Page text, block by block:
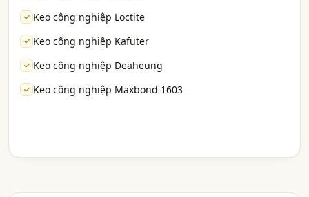
Keo công nghiệp Loctite
Keo công nghiệp Kafuter
Keo công nghiệp Deaheung
Keo công nghiệp Maxbond 1603